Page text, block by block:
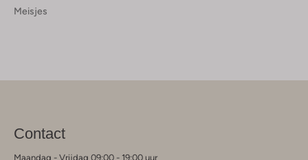
Meisjes
Contact
Maandag - Vrijdag 09:00 - 19:00 uur